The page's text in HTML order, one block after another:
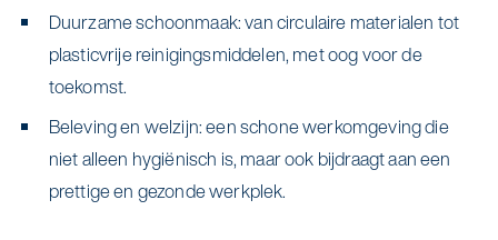
Duurzame schoonmaak: van circulaire materialen tot
plasticvrije reinigingsmiddelen, met oog voor de
toekomst.
Beleving en welzijn: een schone werkomgeving die
niet alleen hygiënisch is, maar ook bijdraagt aan een
prettige en gezonde werkplek.